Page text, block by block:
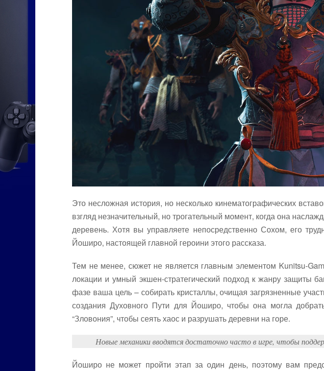
Это несложная история, но несколько кинематографических
взгляд незначительный, но трогательный момент, когда она
деревень. Хотя вы управляете непосредственно Сохом, его
Йоширо, настоящей главной героини этого рассказа.
Тем не менее, сюжет не является главным элементом Kunitsu-
локации и умный экшен-стратегический подход к жанру защиты
фазе ваша цель – собирать кристаллы, очищая загрязненные
создания Духовного Пути для Йоширо, чтобы она могла
“Зловония”, чтобы сеять хаос и разрушать деревни на горе.
Новые механики вводятся достаточно часто в игре, чтобы
Йоширо не может пройти этап за один день, поэтому вам